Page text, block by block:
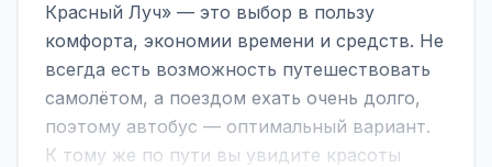
Красный Луч» — это выбор в пользу
комфорта, экономии времени и средств. Не
всегда есть возможность путешествовать
самолётом, а поездом ехать очень долго,
поэтому автобус — оптимальный вариант.
К тому же по пути вы увидите красоты